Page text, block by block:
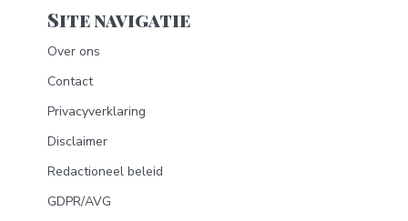
Site navigatie
Over ons
Contact
Privacyverklaring
Disclaimer
Redactioneel beleid
GDPR/AVG